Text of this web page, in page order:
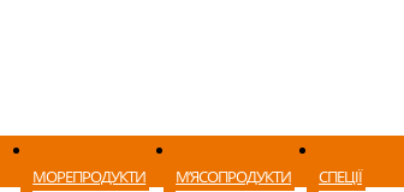
МОРЕПРОДУКТИ М’ЯСОПРОДУКТИ СПЕЦІЇ